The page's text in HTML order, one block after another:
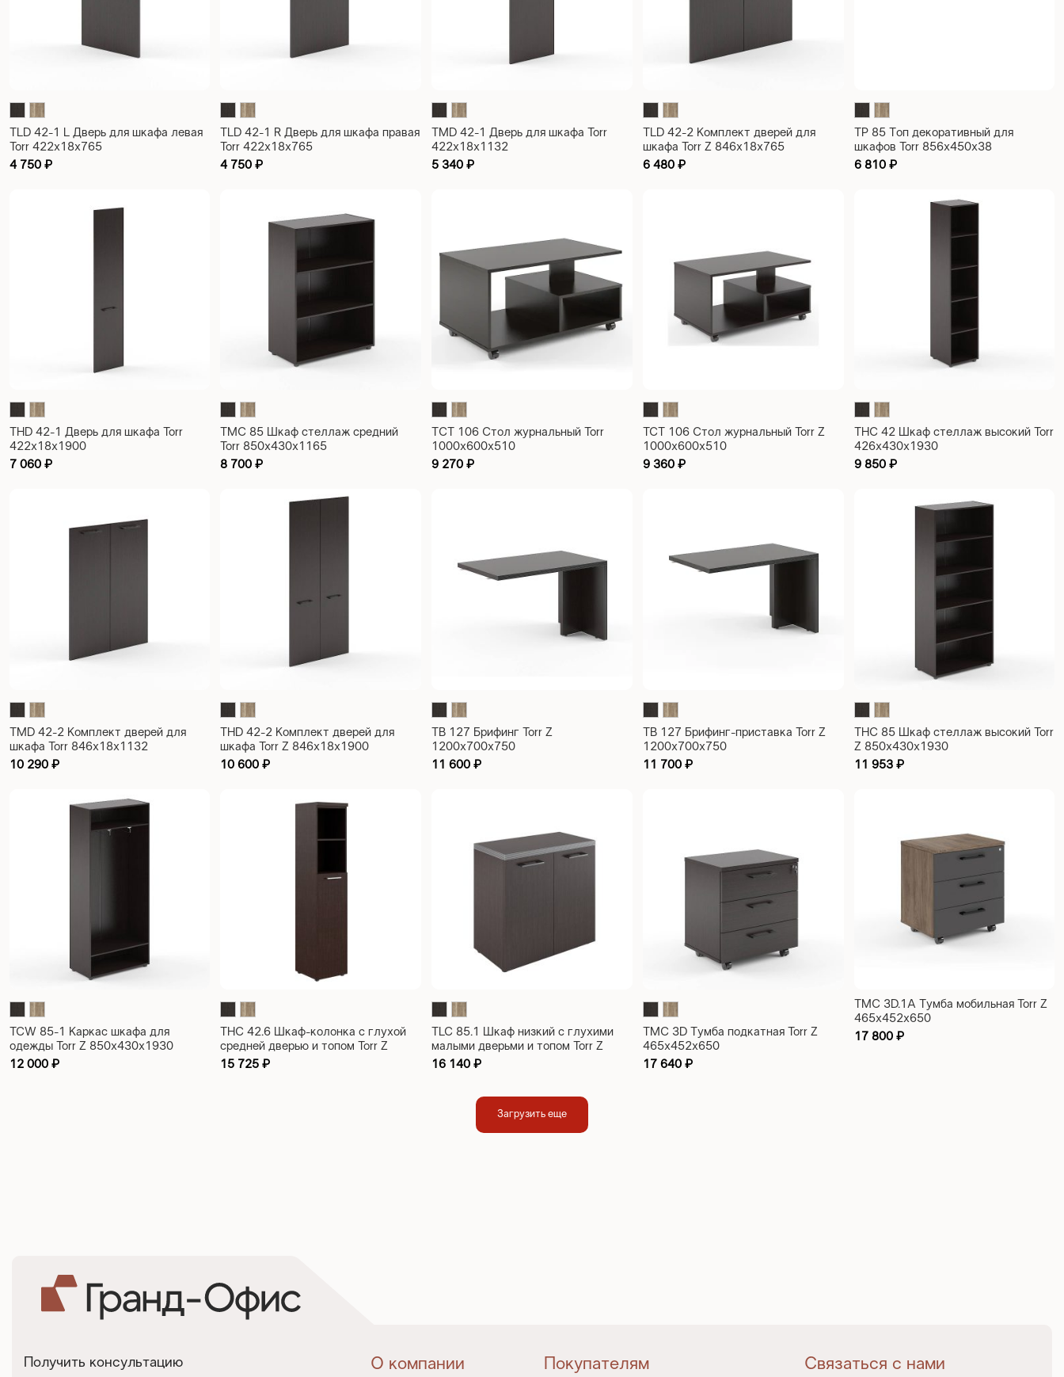
TLD 42-1 L Дверь для шкафа левая
Torr 422х18х765
4 750 ₽
TLD 42-1 R Дверь для шкафа правая
Torr 422х18х765
4 750₽
TMD 42-1 Дверь для шкафа Torr
422х18х1132
5 340₽
TLD 42-2 Комплект дверей для
шкафа Torr Z 846х18х765
6 480₽
TP 85 Топ декоративный для
шкафов Torr 856х450х38
6 810 ₽
THD 42-1 Дверь для шкафа Torr
422х18х1900
7 060 ₽
TMC 85 Шкаф стеллаж средний
Torr 850х430х1165
8 700₽
ТСТ 106 Стол журнальный Torr
1000х600х510
9 270₽
TCT 106 Стол журнальный Torr Z
1000х600х510
9 360₽
THC 42 Шкаф стеллаж высокий Torr
426х430х1930
9 850 ₽
TMD 42-2 Комплект дверей для
шкафа Torr 846х18х1132
10 290 ₽
THD 42-2 Комплект дверей для
шкафа Torr Z 846х18х1900
10 600₽
TB 127 Брифинг Torr Z
1200х700х750
11 600₽
ТВ 127 Брифинг-приставка Torr Z
1200х700х750
11 700₽
THC 85 Шкаф стеллаж высокий Torr
Z 850х430х1930
11 953 ₽
TCW 85-1 Каркас шкафа для
одежды Torr Z 850x430x1930
12 000 ₽
THC 42.6 Шкаф-колонка с глухой
средней дверью и топом Torr Z
426х430х1968
15 725₽
TLC 85.1 Шкаф низкий с глухими
малыми дверьми и топом Torr Z
850х430х833
16 140₽
TMC 3D Тумба подкатная Torr Z
465х452х650
17 640₽
ТМС 3D.1А Тумба мобильная Torr Z
465х452х650
17 800 ₽
Загрузить еще
Получить консультацию О компании Покупателям Связаться с нами